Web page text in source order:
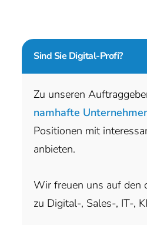
Sind Sie Digital-Profi?
Zu unseren
namhafte
Positionen mit
anbieten.
Wir freuen uns auf den
zu Digital-, Sales-, IT-,